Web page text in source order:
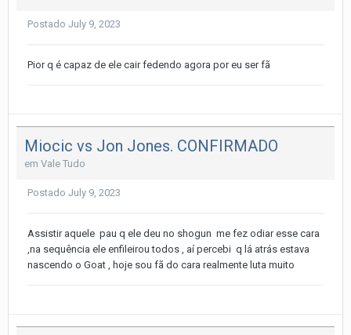
Postado July 9, 2023
Pior q é capaz de ele cair fedendo agora por eu ser fã
Miocic vs Jon Jones. CONFIRMADO
em Vale Tudo
Postado July 9, 2023
Assistir aquele pau q ele deu no shogun me fez odiar esse cara
,na sequência ele enfileirou todos , aí percebi q lá atrás estava
nascendo o Goat , hoje sou fã do cara realmente luta muito